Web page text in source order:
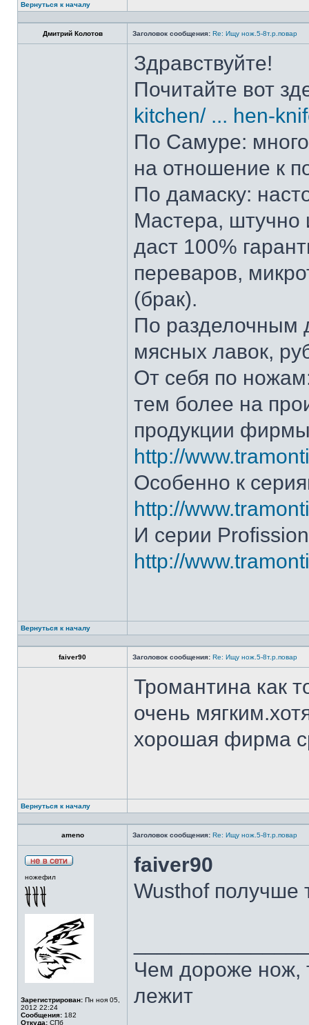
Вернуться к началу
Дмитрий Колотов Заголовок сообщения: Re: Ищу нож.5-8т.р.повар
Здравствуйте!
Почитайте вот
kitchen/ ... hen-
По Самуре: много
на отношение к
По дамаску:
Мастера, штучно
даст 100%
переваров,
(брак).
По разделочным
мясных лавок,
От себя по
тем более на
продукции
http://
Особенно к
http://
И серии
http://
Вернуться к началу
faiver90 Заголовок сообщения: Re: Ищу нож.5-8т.р.повар
Тромантина как
очень
хорошая фирма
Вернуться к началу
ameno Заголовок сообщения: Re: Ищу нож.5-8т.р.повар
ножефил
Зарегистрирован: Пн ноя 05,
2012 22:24
Сообщения: 182
Откуда: СПб
faiver90
Wusthof получше
Чем дороже нож,
лежит